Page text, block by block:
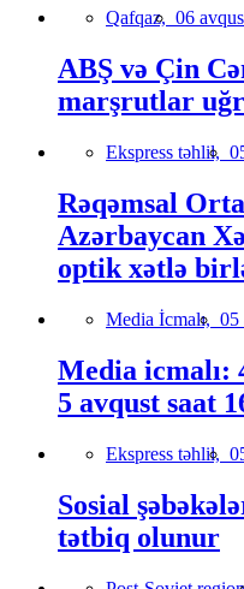
Qafqaz, 06
ABŞ və Çin
marşrutlar
Ekspress təhlil,
Rəqəmsal
Azərbaycan
optik xətlə
Media İcmalı, 05
Media icmalı:
5 avqust saat
Ekspress təhlil,
Sosial
tətbiq olunur